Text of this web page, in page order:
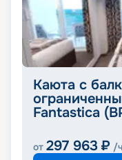
Каюта с
Fantastica
от 297 963 ₽ /